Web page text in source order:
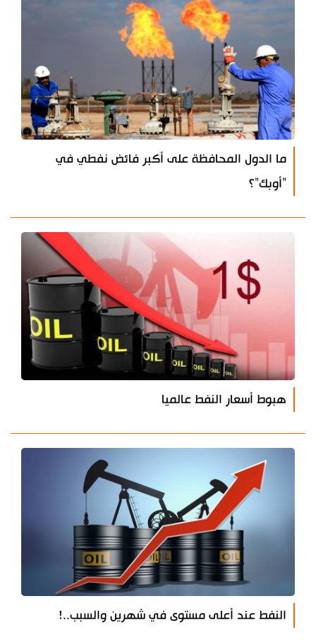
ما الدول المحافظة على أكبر فائض نفطي في
"أوبك"؟
هبوط أسعار النفط عالميا
النفط عند أعلى مستوى في شهرين والسبب..!